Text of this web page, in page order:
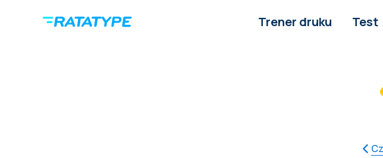
Trener druku Test